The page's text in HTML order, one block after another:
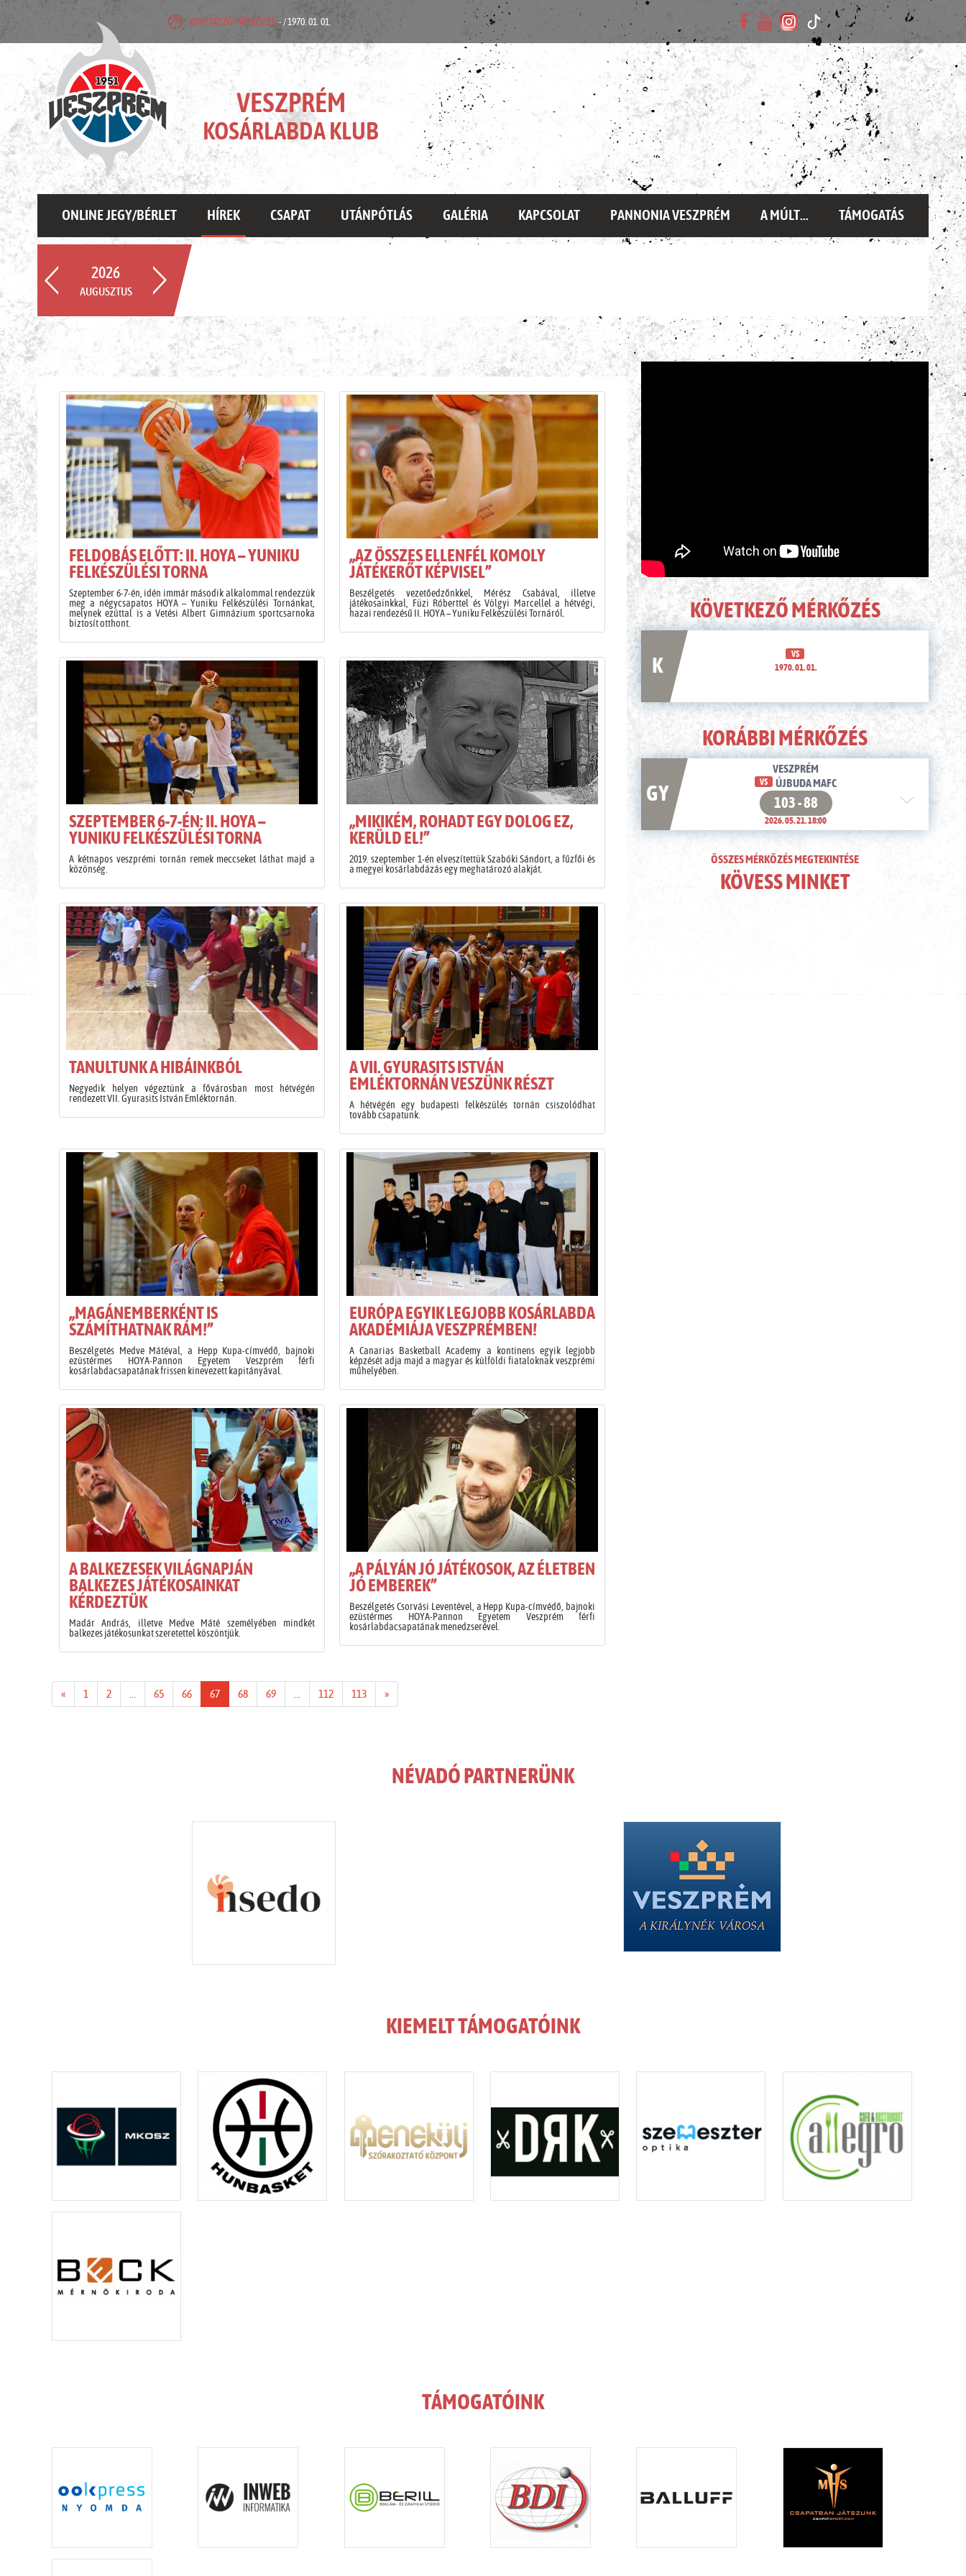
KÖVETKEZŐ MÉRKŐZÉS: - / 1970. 01. 01.
VESZPRÉM
KOSÁRLABDA KLUB
ONLINE JEGY/BÉRLET HÍREK CSAPAT UTÁNPÓTLÁS GALÉRIA KAPCSOLAT PANNONIA VESZPRÉM A MÚLT... TÁMOGATÁS
2026
AUGUSZTUS
HÍREK
FELDOBÁS ELŐTT: II. HOYA – YUNIKU
FELKÉSZÜLÉSI TORNA
Szeptember 6-7-én, idén immár második alkalommal rendezzük
meg a négycsapatos HOYA – Yuniku Felkészülési Tornánkat,
melynek ezúttal is a Vetési Albert Gimnázium sportcsarnoka
biztosít otthont.
„AZ ÖSSZES ELLENFÉL KOMOLY
JÁTÉKERŐT KÉPVISEL”
Beszélgetés vezetőedzőnkkel, Mérész Csabával, illetve
játékosainkkal, Füzi Róberttel és Völgyi Marcellel a hétvégi,
hazai rendezésű II. HOYA – Yuniku Felkészülési Tornáról.
SZEPTEMBER 6-7-ÉN: II. HOYA –
YUNIKU FELKÉSZÜLÉSI TORNA
A kétnapos veszprémi tornán remek meccseket láthat majd a
közönség.
„MIKIKÉM, ROHADT EGY DOLOG EZ,
KERÜLD EL!”
2019. szeptember 1-én elveszítettük Szabóki Sándort, a fűzfői és
a megyei kosárlabdázás egy meghatározó alakját.
TANULTUNK A HIBÁINKBÓL
Negyedik helyen végeztünk a fővárosban most hétvégén
rendezett VII. Gyurasits István Emléktornán.
A VII. GYURASITS ISTVÁN
EMLÉKTORNÁN VESZÜNK RÉSZT
A hétvégén egy budapesti felkészülés tornán csiszolódhat
tovább csapatunk.
„MAGÁNEMBERKÉNT IS
SZÁMÍTHATNAK RÁM!”
Beszélgetés Medve Mátéval, a Hepp Kupa-címvédő, bajnoki
ezüstérmes HOYA-Pannon Egyetem Veszprém férfi
kosárlabdacsapatának frissen kinevezett kapitányával.
EURÓPA EGYIK LEGJOBB KOSÁRLABDA
AKADÉMIÁJA VESZPRÉMBEN!
A Canarias Basketball Academy a kontinens egyik legjobb
képzését adja majd a magyar és külföldi fiataloknak veszprémi
műhelyében.
A BALKEZESEK VILÁGNAPJÁN
BALKEZES JÁTÉKOSAINKAT
KÉRDEZTÜK
Madár András, illetve Medve Máté személyében mindkét
balkezes játékosunkat szeretettel köszöntjük.
„A PÁLYÁN JÓ JÁTÉKOSOK, AZ ÉLETBEN
JÓ EMBEREK”
Beszélgetés Csorvási Leventével, a Hepp Kupa-címvédő, bajnoki
ezüstérmes HOYA-Pannon Egyetem Veszprém férfi
kosárlabdacsapatának menedzserével.
« 1 2 65 66 67 68 69 112 113 »
ÉLŐ KÖZVETÍTÉS
KÖVETKEZŐ MÉRKŐZÉS
K
VS
1970. 01. 01.
KORÁBBI MÉRKŐZÉS
GY
VESZPRÉM
VS ÚJBUDA MAFC
103 - 88
2026. 05. 21. 18:00
ÖSSZES MÉRKŐZÉS MEGTEKINTÉSE
KÖVESS MINKET
NÉVADÓ PARTNERÜNK
KIEMELT TÁMOGATÓINK
TÁMOGATÓINK